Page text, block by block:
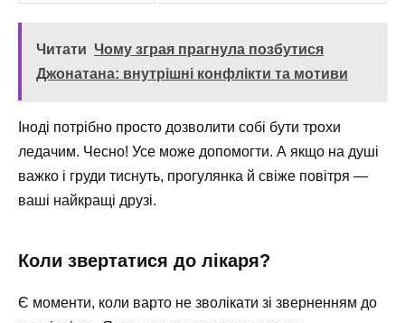
Читати Чому зграя прагнула позбутися
Джонатана: внутрішні конфлікти та мотиви
Іноді потрібно просто дозволити собі бути трохи
ледачим. Чесно! Усе може допомогти. А якщо на душі
важко і груди тиснуть, прогулянка й свіже повітря —
ваші найкращі друзі.
Коли звертатися до лікаря?
Є моменти, коли варто не зволікати зі зверненням до